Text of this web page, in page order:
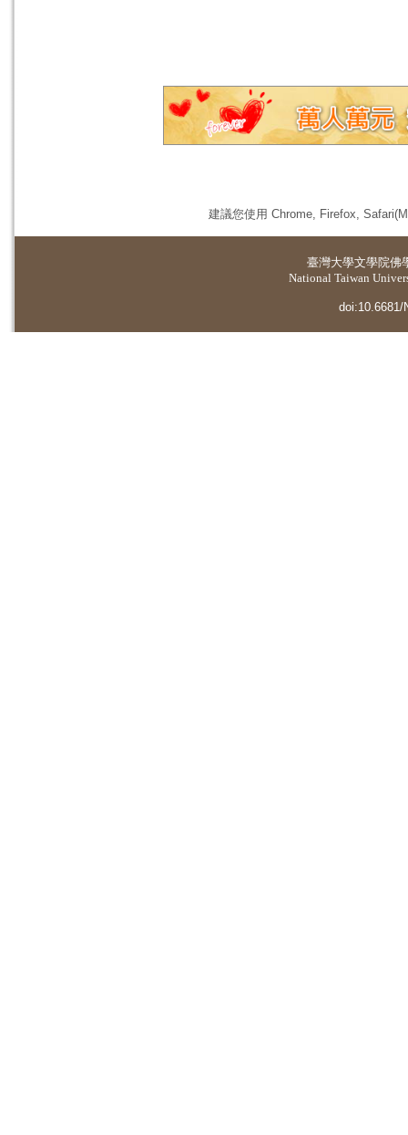
建議您使用 Chrome, Firefox,
臺灣大學文學院佛
National Taiwan
doi:10.6681/